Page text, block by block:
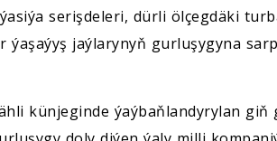
serişdeleri, dürli ölçegdäki
ýaşaýyş jaýlarynyň gurluşygyna
künjeginde ýaýbaňlandyrylan